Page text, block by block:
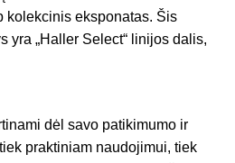
kolekcinis eksponatas. Šis
yra „Haller Select“ linijos dalis,
dėl savo patikimumo ir
praktiniam naudojimui, tiek